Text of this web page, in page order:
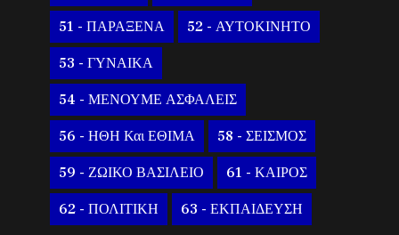
51 - ΠΑΡΑΞΕΝΑ 52 - ΑΥΤΟΚΙΝΗΤΟ
53 - ΓΥΝΑΙΚΑ
54 - ΜΕΝΟΥΜΕ ΑΣΦΑΛΕΙΣ
56 - ΗΘΗ Και ΕΘΙΜΑ 58 - ΣΕΙΣΜΟΣ
59 - ΖΩΙΚΟ ΒΑΣΙΛΕΙΟ 61 - ΚΑΙΡΟΣ
62 - ΠΟΛΙΤΙΚΗ 63 - ΕΚΠΑΙΔΕΥΣΗ